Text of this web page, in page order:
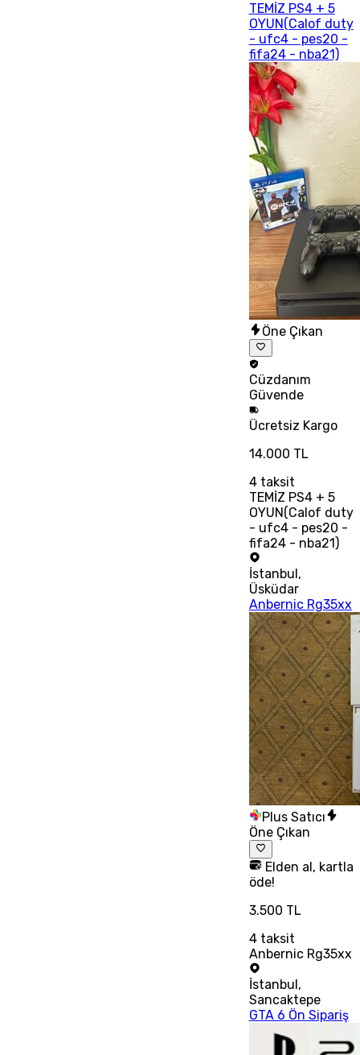
TEMİZ PS4 + 5
OYUN(Calof duty
- ufc4 - pes20 -
fifa24 - nba21)
Öne Çıkan
Cüzdanım
Güvende
Ücretsiz Kargo
14.000 TL
4taksit
TEMİZ PS4 + 5
OYUN(Calof duty
- ufc4 - pes20 -
fifa24 - nba21)
İstanbul ,
Üsküdar
Anbernic Rg35xx
Plus Satıcı
Öne Çıkan
Elden al, kartla
öde!
3.500 TL
4taksit
Anbernic Rg35xx
İstanbul,
Sancaktepe
GTA 6 Ön Sipariş